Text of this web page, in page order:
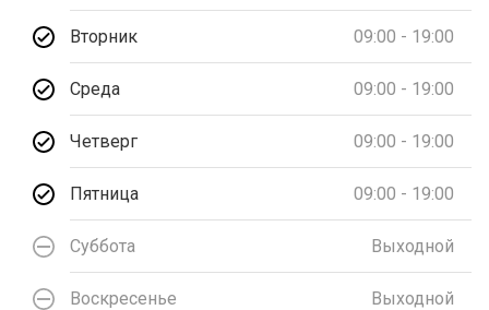
Вторник 09:00 - 19:00
Среда 09:00 - 19:00
Четверг 09:00 - 19:00
Пятница 09:00 - 19:00
Суббота Выходной
Воскресенье Выходной